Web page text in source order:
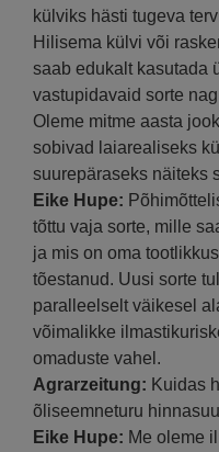
külviks hästi tugeva
Hilisema külvi või
saab edukalt kasutada
vastupidavaid sorte
Oleme mitme aasta
sobivad laiarealiseks
suurepäraseks näiteks
Eike Hupe:
tõttu vaja sorte, mille
ja mis on oma
tõestanud. Uusi sorte
paralleelselt väikesel
võimalikke
omaduste vahel.
Agrarzeitung: Kuidas
õliseemneturu
Eike Hupe: Me oleme